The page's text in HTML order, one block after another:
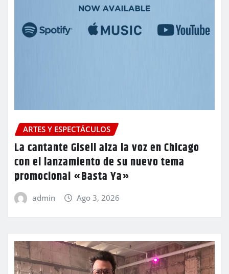
ARTES Y ESPECTÁCULOS
La cantante Gisell alza la voz en Chicago
con el lanzamiento de su nuevo tema
promocional «Basta Ya»
admin Ago 3, 2026